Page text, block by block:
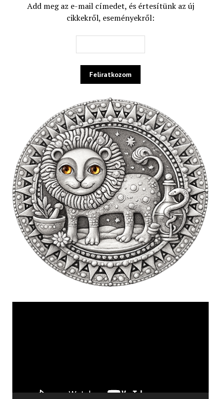
Add meg az e-mail címedet, és értesítünk az új
cikkekről, eseményekről: